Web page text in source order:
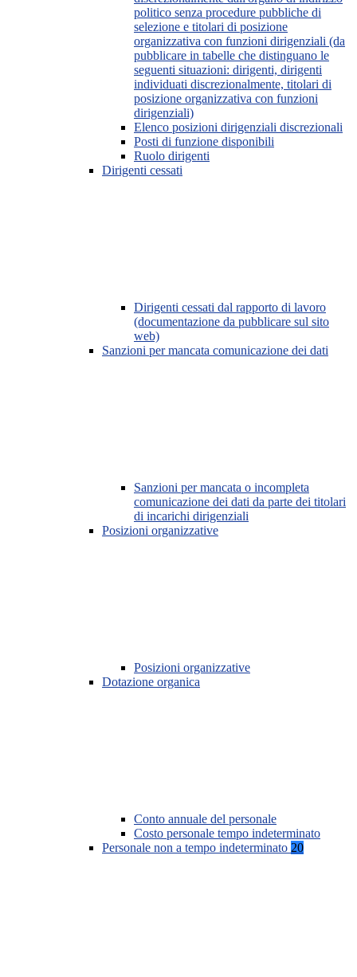
politico senza procedure pubbliche di
selezione e titolari di posizione
organizzativa con funzioni dirigenziali (da
pubblicare in tabelle che distinguano le
seguenti situazioni: dirigenti, dirigenti
individuati discrezionalmente, titolari di
posizione organizzativa con funzioni
dirigenziali)
Elenco posizioni dirigenziali discrezionali
Posti di funzione disponibili
Ruolo dirigenti
Dirigenti cessati
Dirigenti cessati dal rapporto di lavoro
(documentazione da pubblicare sul sito
web)
Sanzioni per mancata comunicazione dei dati
Sanzioni per mancata o incompleta
comunicazione dei dati da parte dei titolari
di incarichi dirigenziali
Posizioni organizzative
Posizioni organizzative
Dotazione organica
Conto annuale del personale
Costo personale tempo indeterminato
Personale non a tempo indeterminato 20